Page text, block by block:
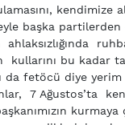
kendimize
başka
kullarını bu kadar
da fetöcü diye
7 Ağustos’ta
kurmaya